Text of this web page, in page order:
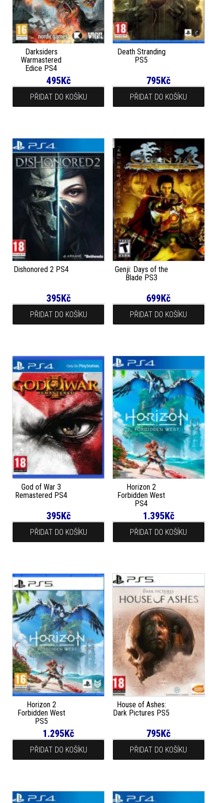
Darksiders
Warmastered
Edice PS4
495Kč
PŘIDAT DO KOŠÍKU
Death Stranding
PS5
795Kč
PŘIDAT DO KOŠÍKU
Dishonored 2 PS4
395Kč
PŘIDAT DO KOŠÍKU
Genji: Days of the
Blade PS3
699Kč
PŘIDAT DO KOŠÍKU
God of War 3
Remastered PS4
395Kč
PŘIDAT DO KOŠÍKU
Horizon 2
Forbidden West
PS4
1.395Kč
PŘIDAT DO KOŠÍKU
Horizon 2
Forbidden West
PS5
1.295Kč
PŘIDAT DO KOŠÍKU
House of Ashes:
Dark Pictures PS5
795Kč
PŘIDAT DO KOŠÍKU